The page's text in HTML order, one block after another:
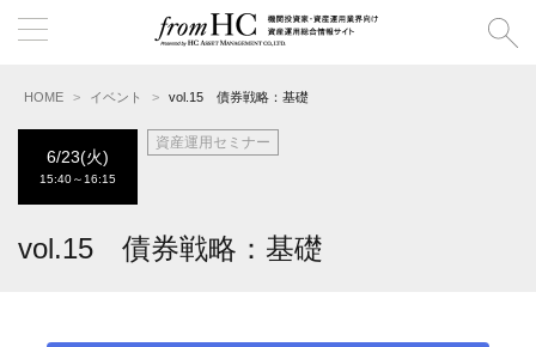
HOME イベント vol.15 債券戦略：基礎
6/23(火)
15:40～16:15
資産運用セミナー
vol.15 債券戦略：基礎